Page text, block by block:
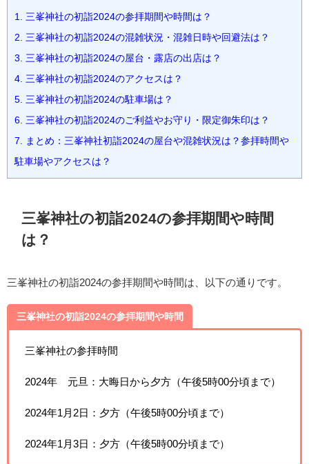
1. 三峯神社の初詣2024の参拝期間や時間は？
2. 三峯神社の初詣2024の混雑状況・混雑日時や回避法は？
3. 三峯神社の初詣2024の屋台・露店の出店は？
4. 三峯神社の初詣2024のアクセスは？
5. 三峯神社の初詣2024の駐車場は？
6. 三峯神社の初詣2024のご利益やお守り・限定御朱印は？
7. まとめ：三峯神社初詣2024の屋台や混雑状況は？参拝時間や
駐車場やアクセスは？
三峯神社の初詣2024の参拝期間や時間
は？
三峯神社の初詣2024の参拝期間や時間は、以下の通りです。
三峯神社の初詣2024の参拝期間や時間
三峯神社の参拝時間
2024年 元旦：大晦日から夕方（午後5時00分頃まで）
2024年1月2日：夕方（午後5時00分頃まで）
2024年1月3日：夕方（午後5時00分頃まで）